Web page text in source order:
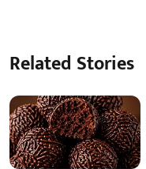
Related Stories